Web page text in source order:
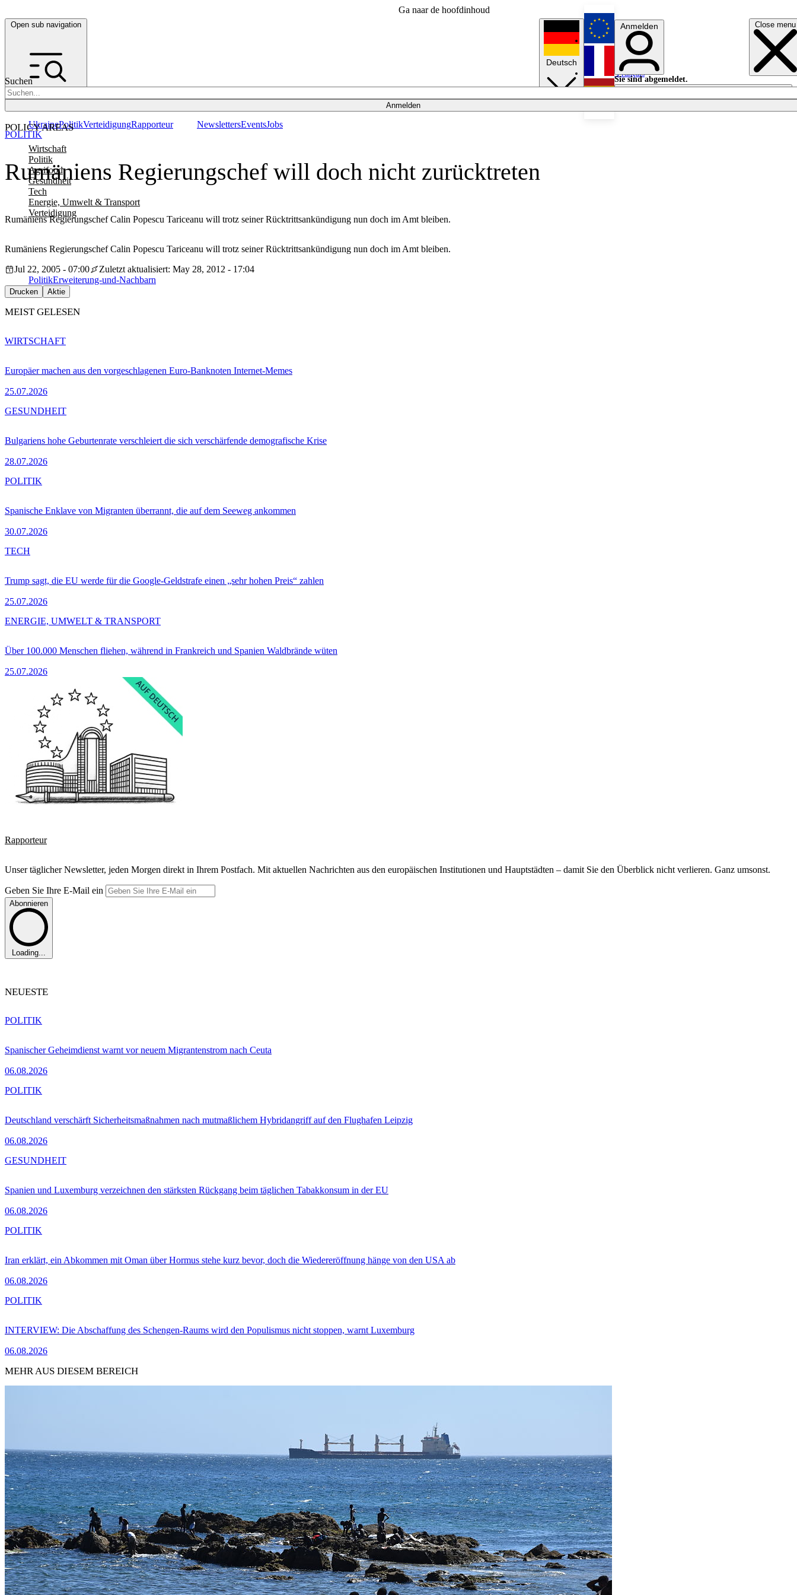
Ga naar de hoofdinhoud
Open sub navigation Close menu
Suchen
Anmelden
POLICY AREAS
Wirtschaft
Politik
Agrifood
Gesundheit
Tech
Energie, Umwelt & Transport
Verteidigung
UkrainePolitikVerteidigungRapporteur NewslettersEventsJobs
Deutsch
English
Français
Anmelden
Sie sind abgemeldet.
Anmelden
Licht aus
Rumäniens Regierungschef will doch nicht zurücktreten
Rumäniens Regierungschef Calin Popescu Tariceanu will trotz seiner Rücktrittsankündigung nun doch im Amt bleiben.
POLITIK
Rumäniens Regierungschef Calin Popescu Tariceanu will trotz seiner Rücktrittsankündigung nun doch im Amt bleiben.
Jul 22, 2005 - 07:00
Zuletzt aktualisiert: May 28, 2012 - 17:04
PolitikErweiterung-und-Nachbarn
Drucken Aktie
MEIST GELESEN
Europäer machen aus den vorgeschlagenen Euro-Banknoten Internet-Memes
25.07.2026
WIRTSCHAFT
Bulgariens hohe Geburtenrate verschleiert die sich verschärfende demografische Krise
28.07.2026
GESUNDHEIT
Spanische Enklave von Migranten überrannt, die auf dem Seeweg ankommen
30.07.2026
POLITIK
Trump sagt, die EU werde für die Google-Geldstrafe einen „sehr hohen Preis“ zahlen
25.07.2026
TECH
Über 100.000 Menschen fliehen, während in Frankreich und Spanien Waldbrände wüten
25.07.2026
ENERGIE, UMWELT & TRANSPORT
Rapporteur
Unser täglicher Newsletter, jeden Morgen direkt in Ihrem Postfach. Mit aktuellen Nachrichten aus den europäischen Institutionen und Hauptstädten – damit Sie den Überblick nicht verlieren. Ganz umsonst.
Geben Sie Ihre E-Mail ein
Abonnieren
Loading...
NEUESTE
Spanischer Geheimdienst warnt vor neuem Migrantenstrom nach Ceuta
06.08.2026
POLITIK
Deutschland verschärft Sicherheitsmaßnahmen nach mutmaßlichem Hybridangriff auf den Flughafen Leipzig
06.08.2026
POLITIK
Spanien und Luxemburg verzeichnen den stärksten Rückgang beim täglichen Tabakkonsum in der EU
06.08.2026
GESUNDHEIT
Iran erklärt, ein Abkommen mit Oman über Hormus stehe kurz bevor, doch die Wiedereröffnung hänge von den USA ab
06.08.2026
POLITIK
INTERVIEW: Die Abschaffung des Schengen-Raums wird den Populismus nicht stoppen, warnt Luxemburg
06.08.2026
POLITIK
MEHR AUS DIESEM BEREICH